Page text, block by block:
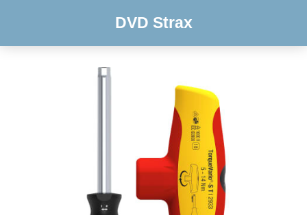
DVD Strax